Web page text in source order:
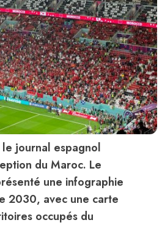
journal espagnol
du Maroc. Le
une infographie
2030, avec une carte
occupés du